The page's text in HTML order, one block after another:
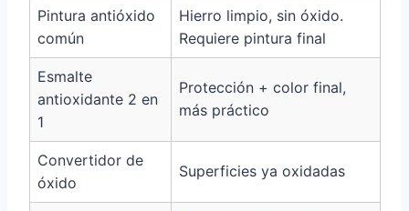
Pintura antióxido
común
Hierro limpio, sin óxido.
Requiere pintura final
Esmalte
antioxidante 2 en
1
Protección + color final,
más práctico
Convertidor de
óxido
Superficies ya oxidadas